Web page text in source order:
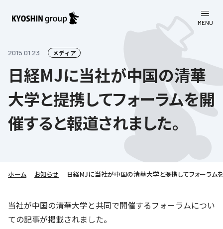
MENU
会社案内
会社案内
企業理念
Company’s Profile
沿革
事業一覧
学習塾
学習塾について
ライフキャリア
京進グループについて
お客さま満足度向上の取り組み
人材育成の取り組み
株主・投資家向け情報
株主・株式関連情報
株主・投資家の皆さまへ
採用情報
採用情報
お問い合わせ
利用規約
2015.01.23 メディア
日経MJに当社が中国の清華
大学と提携してフォーラムを開
催すると報道されました。
ホーム お知らせ 日経MJに当社が中国の清華大学と提携してフォーラム
当社が中国の清華大学と共同で開催するフォーラムについ
ての記事が掲載されました。